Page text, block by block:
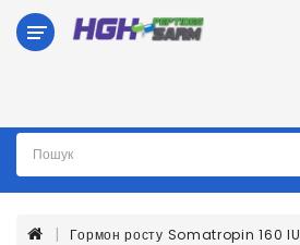
Категорії
Пептиди
Гормон росту Somatropin 160 IU